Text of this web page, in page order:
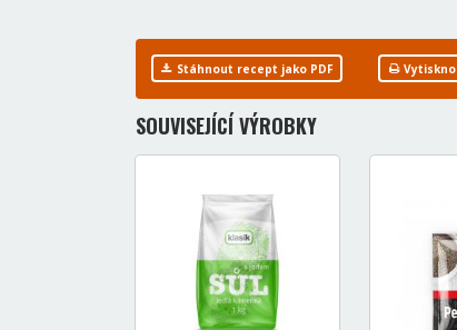
Stáhnout recept jako PDF
SOUVISEJÍCÍ VÝROBKY